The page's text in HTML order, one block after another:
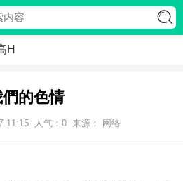
H
的色情
11:15 人气： 0 来源： 网络